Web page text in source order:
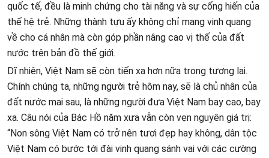
quốc tế, đều là minh chứng cho tài năng và sự cống hiến của
thế hệ trẻ. Những thành tựu ấy không chỉ mang vinh quang
về cho cá nhân mà còn góp phần nâng cao vị thế của đất
nước trên bản đồ thế giới.
Dĩ nhiên, Việt Nam sẽ còn tiến xa hơn nữa trong tương lai.
Chính chúng ta, những người trẻ hôm nay, sẽ là chủ nhân của
đất nước mai sau, là những người đưa Việt Nam bay cao, bay
xa. Câu nói của Bác Hồ năm xưa vẫn còn vẹn nguyên giá trị:
“Non sông Việt Nam có trở nên tươi đẹp hay không, dân tộc
Việt Nam có bước tới đài vinh quang sánh vai với các cường